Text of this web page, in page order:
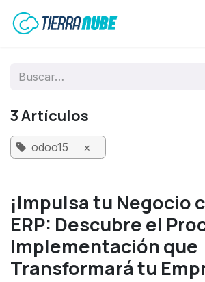
3 Artículos
odoo15 ×
¡Impulsa tu Negocio
ERP: Descubre el
Implementación que
Transformará tu